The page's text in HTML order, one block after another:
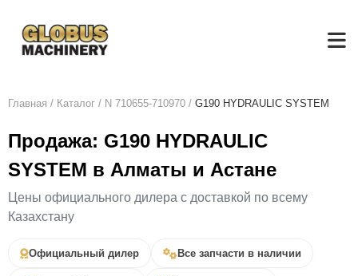
Главная / Каталог / N 710655-710970 / G190 HYDRAULIC SYSTEM
Продажа: G190 HYDRAULIC
SYSTEM в Алматы и Астане
Цены официального дилера с доставкой по всему
Казахстану
Официальный дилер Все запчасти в наличии